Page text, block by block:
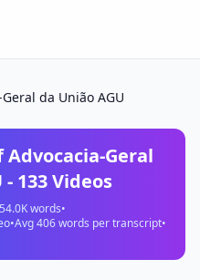
da União AGU
Advocacia-Geral
- 133Videos
54.0Kwords•
•Avg406words per transcript•